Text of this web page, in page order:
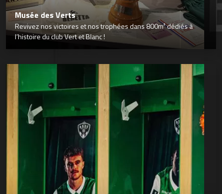
Musée des Verts
Revivez nos victoires et nos trophées dans 800m² dédiés à
l’histoire du club Vert et Blanc !